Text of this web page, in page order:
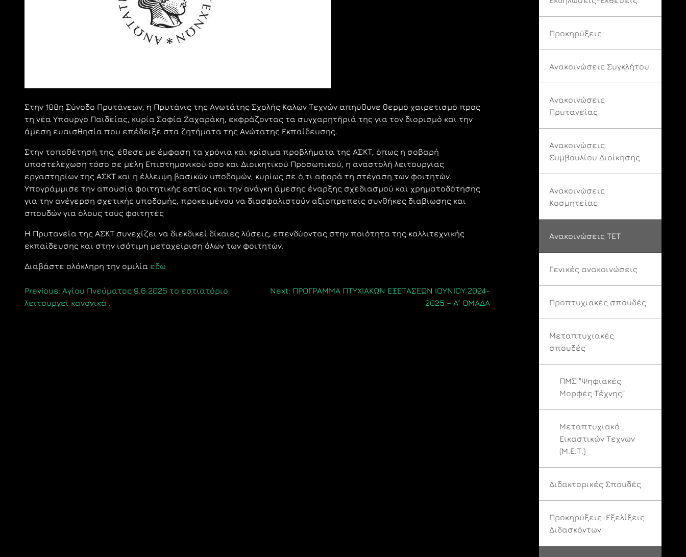
Στην 108η Σύνοδο Πρυτάνεων, η Πρυτάνις της Ανωτάτης Σχολής Καλών Τεχνών απηύθυνε θερμό χαιρετισμό προς
τη νέα Υπουργό Παιδείας, κυρία Σοφία Ζαχαράκη, εκφράζοντας τα συγχαρητήριά της για τον διορισμό και την
άμεση ευαισθησία που επέδειξε στα ζητήματα της Ανώτατης Εκπαίδευσης.
Στην τοποθέτησή της, έθεσε με έμφαση τα χρόνια και κρίσιμα προβλήματα της ΑΣΚΤ, όπως η σοβαρή
υποστελέχωση τόσο σε μέλη Επιστημονικού όσο και Διοικητικού Προσωπικού, η αναστολή λειτουργίας
εργαστηρίων της ΑΣΚΤ και η έλλειψη βασικών υποδομών, κυρίως σε ό,τι αφορά τη στέγαση των φοιτητών.
Υπογράμμισε την απουσία φοιτητικής εστίας και την ανάγκη άμεσης έναρξης σχεδιασμού και χρηματοδότησης
για την ανέγερση σχετικής υποδομής, προκειμένου να διασφαλιστούν αξιοπρεπείς συνθήκες διαβίωσης και
σπουδών για όλους τους φοιτητές
Η Πρυτανεία της ΑΣΚΤ συνεχίζει να διεκδικεί δίκαιες λύσεις, επενδύοντας στην ποιότητα της καλλιτεχνικής
εκπαίδευσης και στην ισότιμη μεταχείριση όλων των φοιτητών.
Διαβάστε ολόκληρη την ομιλία εδώ
Πλοήγηση
άρθρων
Previous: Αγίου Πνεύματος 9.6.2025 το εστιατόριο
λειτουργεί κανονικά .
Next: ΠΡΟΓΡΑΜΜΑ ΠΤΥΧΙΑΚΩΝ ΕΞΕΤΑΣΕΩΝ ΙΟΥΝΙΟΥ 2024-
2025 – Α’ ΟΜΑΔΑ
Προκηρύξεις
Ανακοινώσεις Συγκλήτου
Ανακοινώσεις
Πρυτανείας
Ανακοινώσεις
Συμβουλίου Διοίκησης
Ανακοινώσεις
Κοσμητείας
Ανακοινώσεις ΤΕΤ
Γενικές ανακοινώσεις
Προπτυχιακές σπουδές
Μεταπτυχιακές
σπουδές
ΠΜΣ "Ψηφιακές
Μορφές Τέχνης"
Μεταπτυχιακό
Εικαστικών Τεχνών
(Μ.Ε.Τ.)
Διδακτορικές Σπουδές
Προκηρύξεις-Εξελίξεις
Διδασκόντων